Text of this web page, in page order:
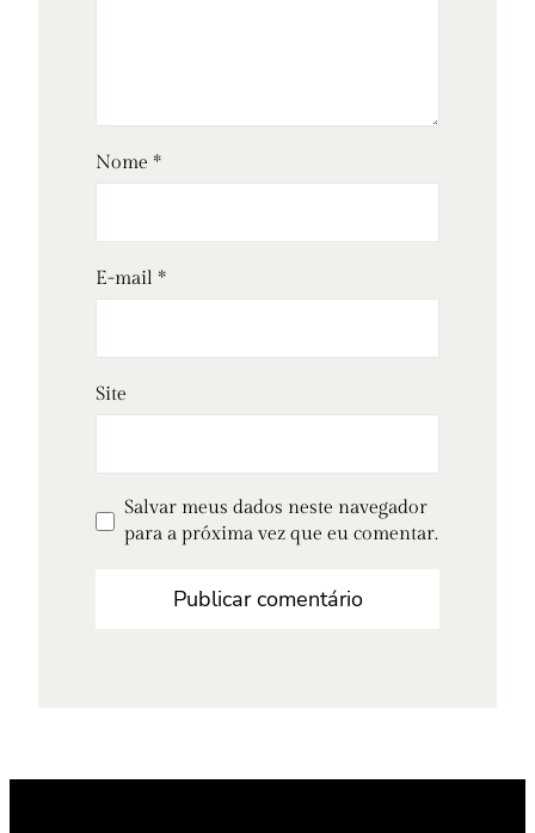
Nome *
E-mail *
Site
Salvar meus dados neste navegador
para a próxima vez que eu comentar.